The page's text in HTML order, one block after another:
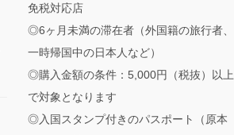
免税対応店
◎6ヶ月未満の滞在者（外国籍の旅行者、
一時帰国中の日本人など）
◎購入金額の条件：5,000円（税抜）以上
で対象となります
◎入国スタンプ付きのパスポート（原本